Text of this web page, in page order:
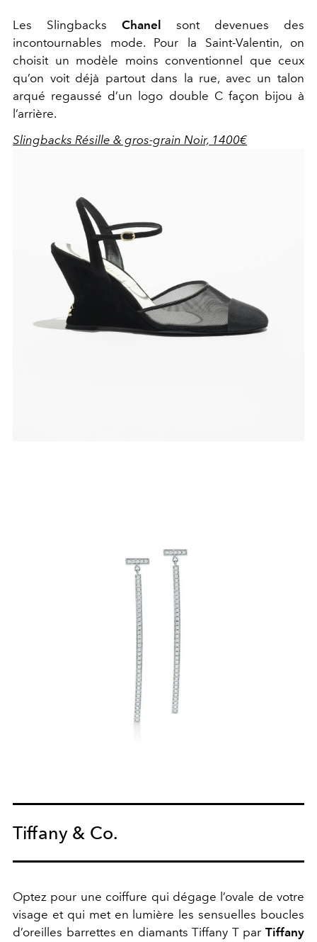
Les Slingbacks Chanel
sont devenues des
incontournables mode. Pour la Saint-Valentin, on
choisit un modèle moins conventionnel que ceux
qu’on voit déjà partout dans la rue, avec un talon
arqué regaussé d’un logo double C façon bijou à
l’arrière.
Slingbacks Résille & gros-grain Noir, 1400€
Tiffany & Co.
Optez pour une coiffure qui dégage l’ovale de votre
visage et qui met en lumière les sensuelles boucles
d’oreilles barrettes en diamants Tiffany T par Tiffany